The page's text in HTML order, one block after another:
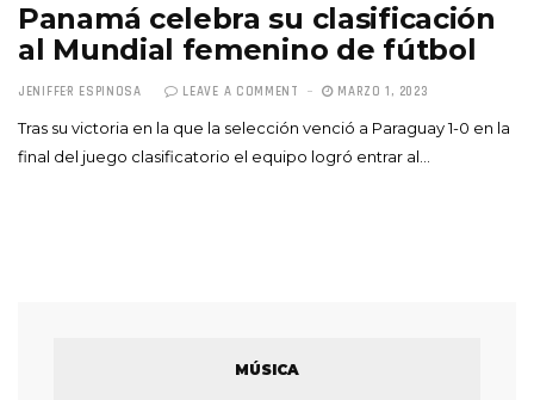
Panamá celebra su clasificación
al Mundial femenino de fútbol
JENIFFER ESPINOSA LEAVE A COMMENT MARZO 1, 2023
Tras su victoria en la que la selección venció a Paraguay 1-0 en la
final del juego clasificatorio el equipo logró entrar al…
MÚSICA